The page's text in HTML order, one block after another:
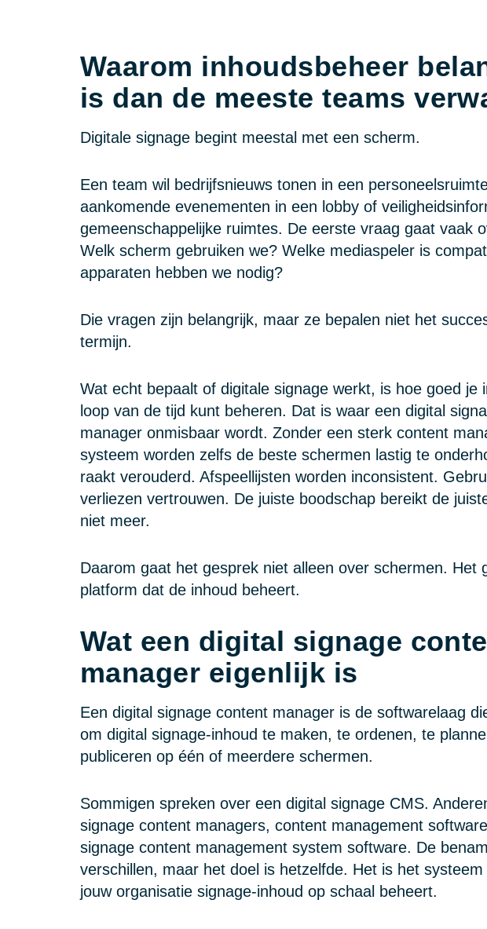
Waarom inhoudsbeheer
is dan de meeste teams
Digitale signage begint meestal met een scherm.
Een team wil bedrijfsnieuws tonen in een
aankomende evenementen in een lobby of
gemeenschappelijke ruimtes. De eerste vraag gaat vaak
Welk scherm gebruiken we? Welke mediaspeler is
apparaten hebben we nodig?
Die vragen zijn belangrijk, maar ze bepalen niet het
termijn.
Wat echt bepaalt of digitale signage werkt, is hoe goed je
loop van de tijd kunt beheren. Dat is waar een digital
manager onmisbaar wordt. Zonder een sterk content
systeem worden zelfs de beste schermen lastig te
raakt verouderd. Afspeellijsten worden inconsistent.
verliezen vertrouwen. De juiste boodschap bereikt de
niet meer.
Daarom gaat het gesprek niet alleen over schermen. Het
platform dat de inhoud beheert.
Wat een digital signage
manager eigenlijk is
Een digital signage content manager is de softwarelaag
om digital signage-inhoud te maken, te ordenen, te
publiceren op één of meerdere schermen.
Sommigen spreken over een digital signage CMS.
signage content managers, content management
signage content management system software. De
verschillen, maar het doel is hetzelfde. Het is het
jouw organisatie signage-inhoud op schaal beheert.